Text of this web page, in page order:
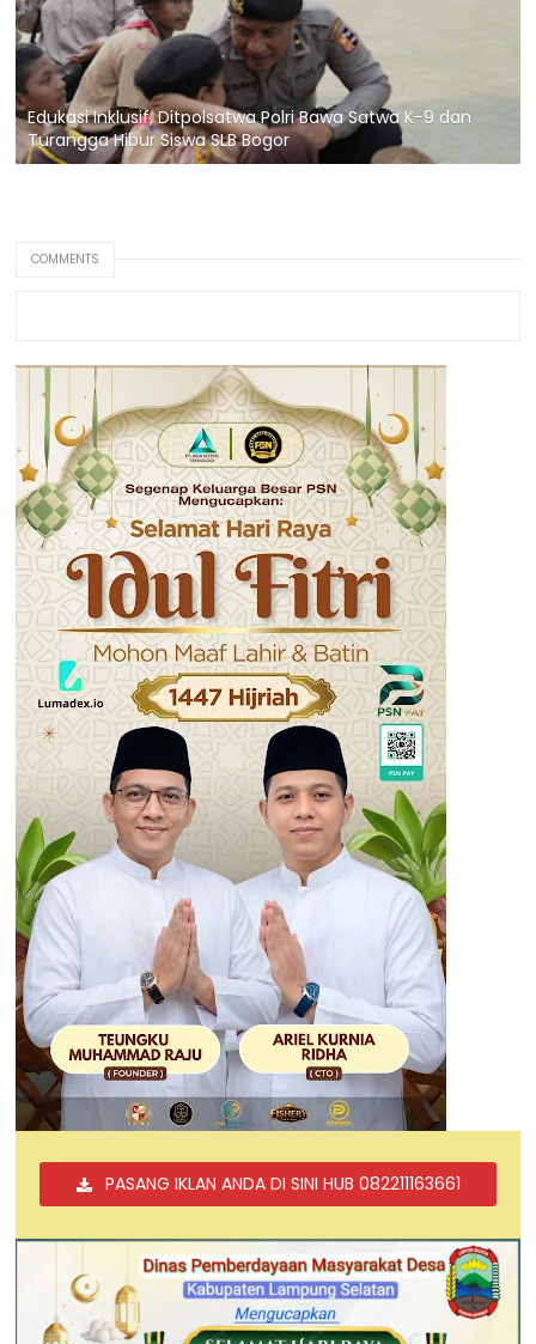
Edukasi Inklusif, Ditpolsatwa Polri Bawa Satwa K-9 dan
Turangga Hibur Siswa SLB Bogor
COMMENTS
PASANG IKLAN ANDA DI SINI HUB 082211163661